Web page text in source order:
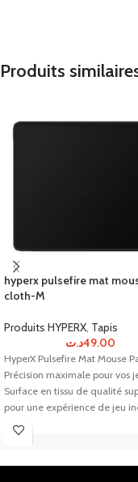
Produits
hyperx pulsefire mat
cloth-M
Produits HYPERX, Tapis
49.00د.ت
HyperX Pulsefire Mat Mouse
Précision maximale pour vos
Surface en tissu de qualité
pour une expérience de jeu